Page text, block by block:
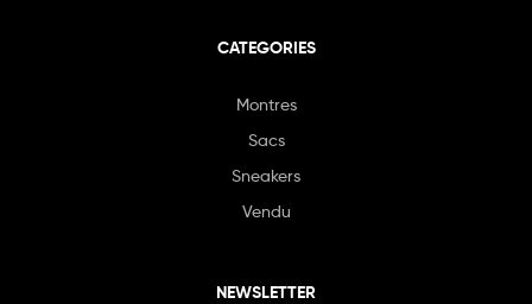
CATEGORIES
Montres
Sacs
Sneakers
Vendu
NEWSLETTER